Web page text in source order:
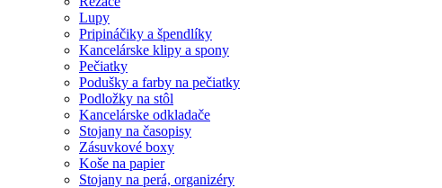
Lupy
Pripináčiky a špendlíky
Kancelárske klipy a spony
Pečiatky
Podušky a farby na pečiatky
Podložky na stôl
Kancelárske odkladače
Stojany na časopisy
Zásuvkové boxy
Koše na papier
Stojany na perá, organizéry